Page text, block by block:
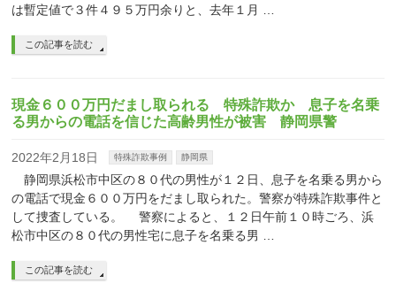
は暫定値で３件４９５万円余りと、去年１月 …
この記事を読む
現金６００万円だまし取られる 特殊詐欺か 息子を名乗
る男からの電話を信じた高齢男性が被害 静岡県警
2022年2月18日 特殊詐欺事例 静岡県
静岡県浜松市中区の８０代の男性が１２日、息子を名乗る男から
の電話で現金６００万円をだまし取られた。警察が特殊詐欺事件と
して捜査している。 警察によると、１２日午前１０時ごろ、浜
松市中区の８０代の男性宅に息子を名乗る男 …
この記事を読む